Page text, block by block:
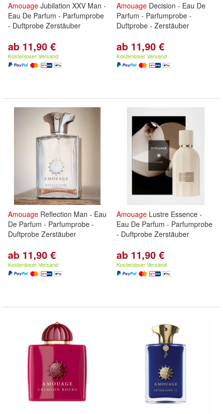
Amouage Jubilation XXV Man -
Eau De Parfum - Parfumprobe
- Duftprobe Zerstäuber
ab 11,90 €
Kostenloser Versand
Amouage Decision - Eau De
Parfum - Parfumprobe -
Duftprobe - Zerstäuber
ab 11,90 €
Kostenloser Versand
Amouage Reflection Man - Eau
De Parfum - Parfumprobe -
Duftprobe Zerstäuber
ab 11,90 €
Kostenloser Versand
Amouage Lustre Essence -
Eau De Parfum - Parfumprobe
- Duftprobe Zerstäuber
ab 11,90 €
Kostenloser Versand